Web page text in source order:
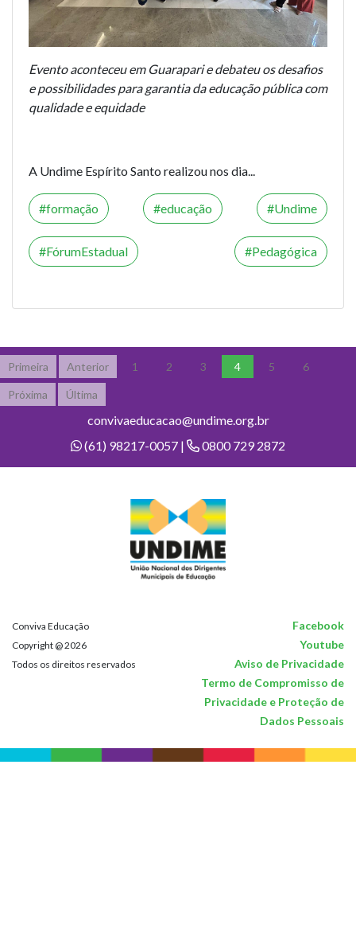
Evento aconteceu em Guarapari e debateu os desafios
e possibilidades para garantia da educação pública com
qualidade e equidade
A Undime Espírito Santo realizou nos dia...
formação educação Undime
FórumEstadual Pedagógica
Primeira Anterior 1 2 3 4 5 6
Próxima Última
convivaeducacao@undime.org.br
(61) 98217-0057 |
0800 729 2872
Conviva Educação Facebook
Copyright @ 2026 Youtube
Todos os direitos reservados
Aviso de Privacidade
Termo de Compromisso de
Privacidade e Proteção de
Dados Pessoais